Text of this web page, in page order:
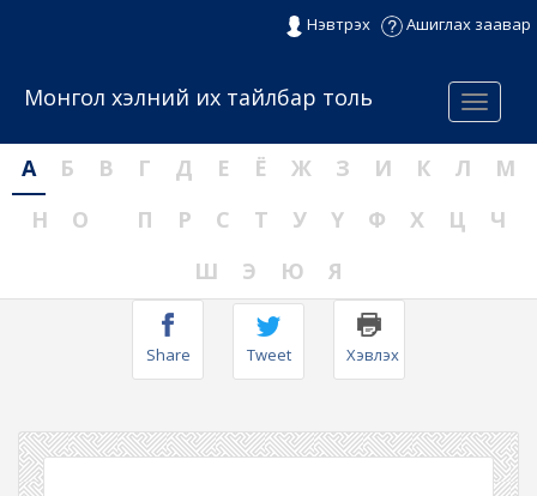
Нэвтрэх Ашиглах заавар
Menu
Монгол хэлний их тайлбар толь
А Б В Г Д Е Ё Ж З И К Л
М
Н
О П Р С Т У Ү Ф Х Ц
Ч
Ш
Э Ю Я
Share Tweet Хэвлэх